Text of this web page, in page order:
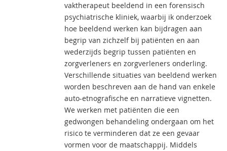
vaktherapeut beeldend in een forensisch
psychiatrische kliniek, waarbij ik onderzoek
hoe beeldend werken kan bijdragen aan
begrip van zichzelf bij patiënten en aan
wederzijds begrip tussen patiënten en
zorgverleners en zorgverleners onderling.
Verschillende situaties van beeldend werken
worden beschreven aan de hand van enkele
auto-etnografische en narratieve vignetten.
We werken met patiënten die een
gedwongen behandeling ondergaan om het
risico te verminderen dat ze een gevaar
vormen voor de maatschappij. Middels